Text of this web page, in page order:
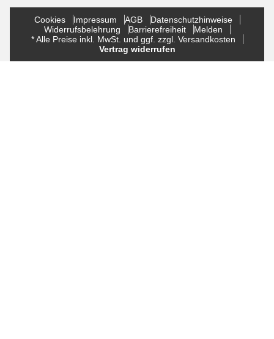
Cookies Impressum AGB
Datenschutzhinweise
Widerrufsbelehrung
Barrierefreiheit
Melden
* Alle Preise inkl. MwSt. und ggf. zzgl. Versandkosten
Vertrag widerrufen